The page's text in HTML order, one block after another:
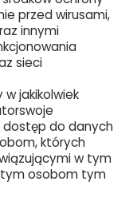
przed wirusami,
innymi
sieci
w jakikolwiek
do danych
których
w tym
tym osobom tym